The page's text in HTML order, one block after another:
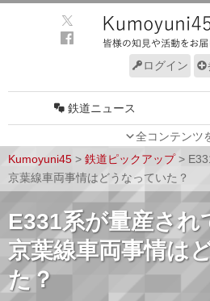
ログイン
全コンテンツ
鉄道ニュース
車両技術
ルール
Kumoyuni45 > 鉄道ピックアップ>
京葉線車両事情はどうなっていた？
E331系が量産され
京葉線車両事情は
た？